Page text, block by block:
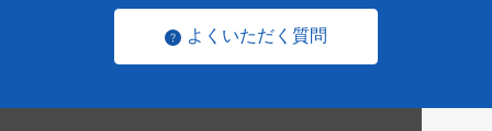
よくいただく質問